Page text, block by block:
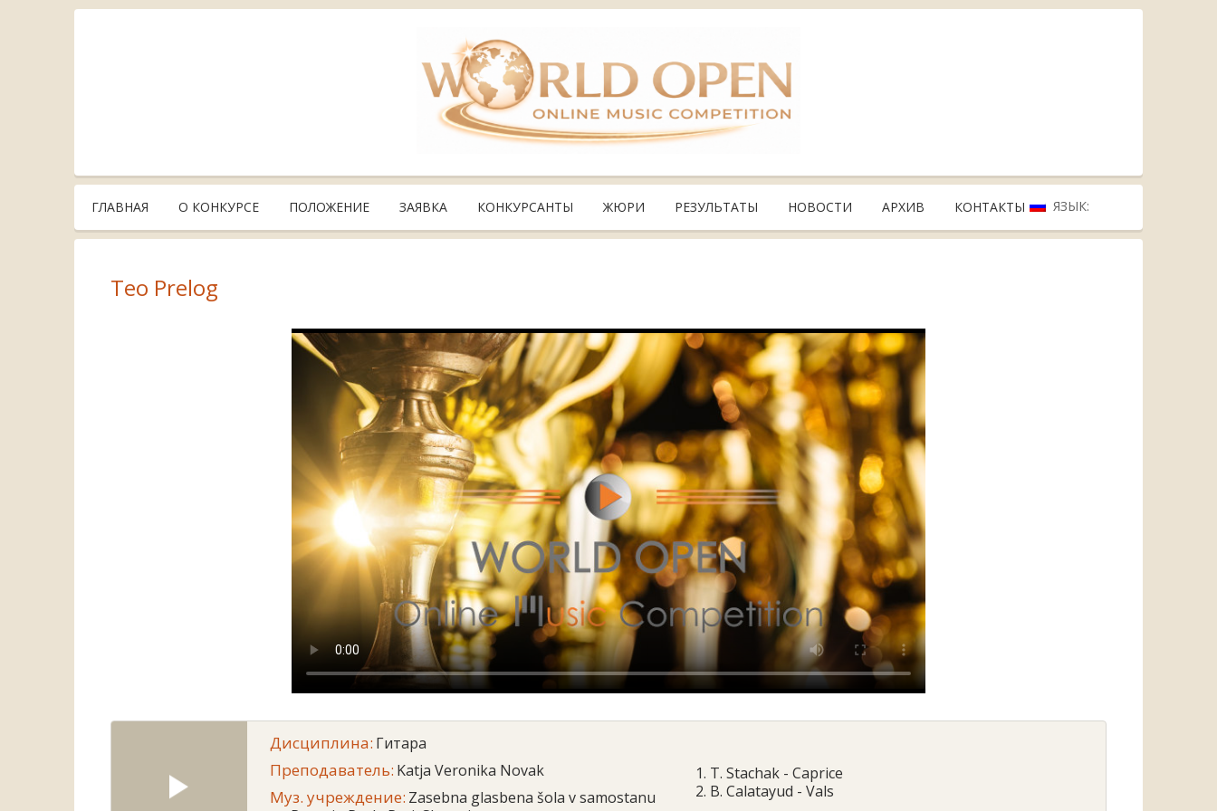
ГЛАВНАЯ О КОНКУРСЕ ПОЛОЖЕНИЕ ЗАЯВКА КОНКУРСАНТЫ ЖЮРИ РЕЗУЛЬТАТЫ НОВОСТИ АРХИВ КОНТАКТЫ ЯЗЫК:
Teo Prelog
Дисциплина: Гитара
Преподаватель: Katja Veronika Novak
Муз. учреждение: Zasebna glasbena šola v samostanu
1. T. Stachak - Caprice
2. B. Calatayud - Vals